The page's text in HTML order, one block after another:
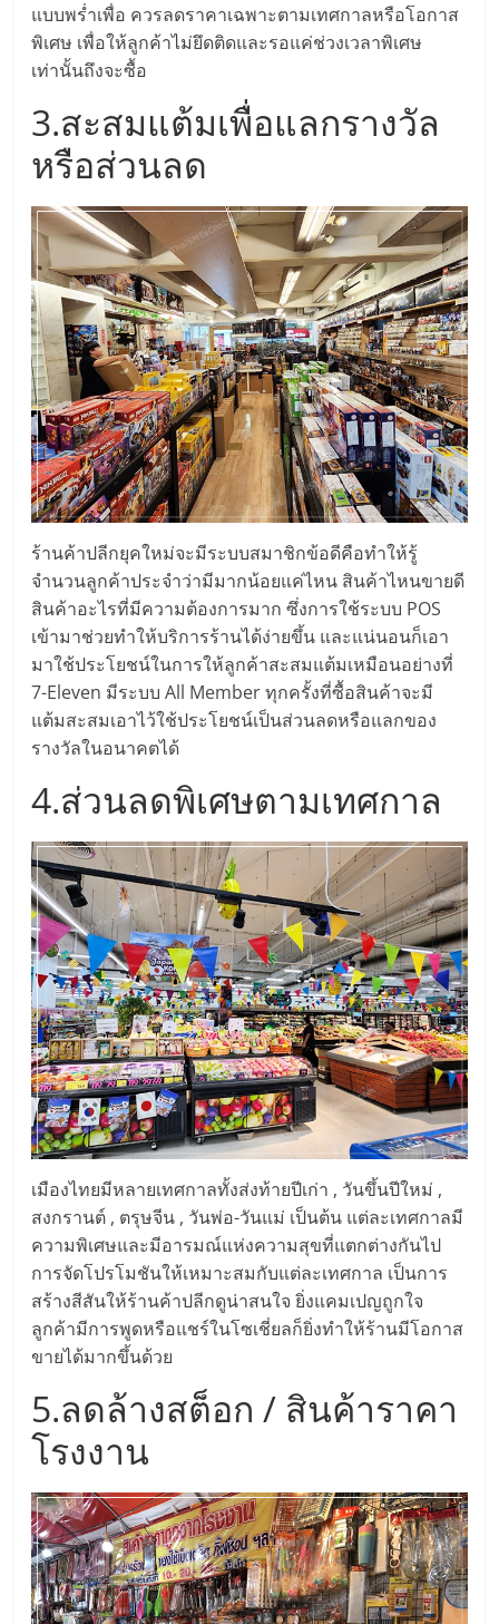
หน้า
บ้าน
ลงทุน
น้อย
คืน
ทุน
ไว,
ที่
ปรึกษา
การ
ลงทุน
และ
ขยาย
สา
ขา
แฟ
รน
ไชส์,
ศูนย์
รวม
แฟ
รน
ไชส์
พร้อม
ทำเล
สำหรับ
แบบพร่ำเพื่อ ควรลดราคาเฉพาะตามเทศกาลหรือโอกาส
พิเศษ เพื่อให้ลูกค้าไม่ยึดติดและรอแค่ช่วงเวลาพิเศษ
เท่านั้นถึงจะซื้อ
3.สะสมแต้มเพื่อแลกรางวัล
หรือส่วนลด
ร้านค้าปลีกยุคใหม่จะมีระบบสมาชิกข้อดีคือทำให้รู้
จำนวนลูกค้าประจำว่ามีมากน้อยแค่ไหน สินค้าไหนขายดี
สินค้าอะไรที่มีความต้องการมาก ซึ่งการใช้ระบบ POS
เข้ามาช่วยทำให้บริการร้านได้ง่ายขึ้น และแน่นอนก็เอา
มาใช้ประโยชน์ในการให้ลูกค้าสะสมแต้มเหมือนอย่างที่
7-Eleven มีระบบ All Member ทุกครั้งที่ซื้อสินค้าจะมี
แต้มสะสมเอาไว้ใช้ประโยชน์เป็นส่วนลดหรือแลกของ
รางวัลในอนาคตได้
4.ส่วนลดพิเศษตามเทศกาล
เมืองไทยมีหลายเทศกาลทั้งส่งท้ายปีเก่า , วันขึ้นปีใหม่ ,
สงกรานต์ , ตรุษจีน , วันพ่อ-วันแม่ เป็นต้น แต่ละเทศกาลมี
ความพิเศษและมีอารมณ์แห่งความสุขที่แตกต่างกันไป
การจัดโปรโมชันให้เหมาะสมกับแต่ละเทศกาล เป็นการ
สร้างสีสันให้ร้านค้าปลีกดูน่าสนใจ ยิ่งแคมเปญถูกใจ
ลูกค้ามีการพูดหรือแชร์ในโซเชี่ยลก็ยิ่งทำให้ร้านมีโอกาส
ขายได้มากขึ้นด้วย
5.ลดล้างสต็อก / สินค้าราคา
โรงงาน